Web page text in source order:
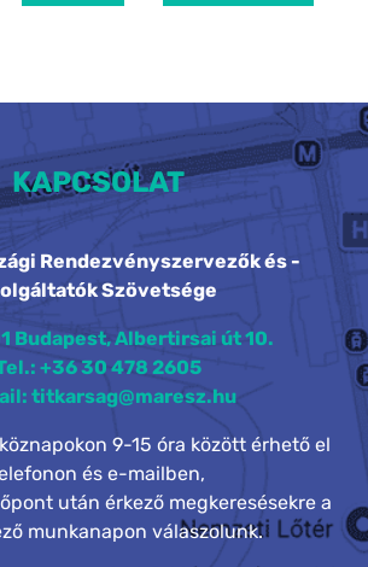
KAPCSOLAT
Rendezvényszervezők és -
Szövetsége
Budapest, Albertirsai út 10.
+36 30 478 2605
titkarsag@maresz.hu
9-15 óra között érhető el
és e-mailben,
után érkező megkeresésekre a
munkanapon válaszolunk.